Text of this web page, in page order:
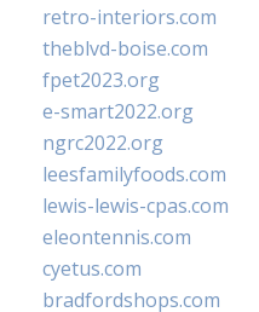
retro-interiors.com
theblvd-boise.com
fpet2023.org
e-smart2022.org
ngrc2022.org
leesfamilyfoods.com
lewis-lewis-cpas.com
eleontennis.com
cyetus.com
bradfordshops.com